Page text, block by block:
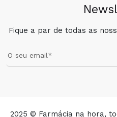
Fique a par de todas as
2025 © Farmácia na hora,